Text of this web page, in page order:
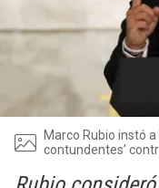
Marco Rubio instó
contundentes’